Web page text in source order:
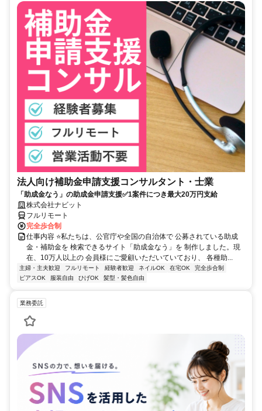
法人向け補助金申請支援コンサルタント・士業
「助成金なう」の助成金申請支援✅1案件につき最大20万円支給
株式会社ナビット
フルリモート
完全歩合制
仕事内容 ⭐私たちは、公官庁や全国の自治体で 公募されている助成
金・補助金を 検索できるサイト「助成金なう」を 制作しました。現
在、10万人以上の 会員様にご愛顧いただいていており、 各種助...
主婦・主夫歓迎 フルリモート 経験者歓迎 ネイルOK 在宅OK
完全歩合制
ピアスOK
服装自由 ひげOK 髪型・髪色自由
業務委託